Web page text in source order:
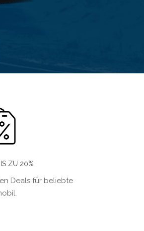
ZU 20%
Deals für beliebte